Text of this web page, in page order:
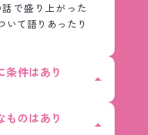
で盛り上がった
いて語りあったり
条件はあり
arrow_drop_up
ば誰でも応募可
ものはあり
arrow_drop_up